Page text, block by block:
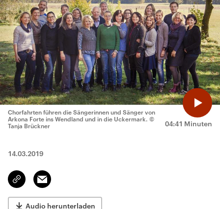
04:41 Minuten
Chorfahrten führen die Sängerinnen und Sänger von
Arkona Forte ins Wendland und in die Uckermark. ©
Tanja Brückner
14.03.2019
Link
kopieren/teilen
Email
Audio herunterladen